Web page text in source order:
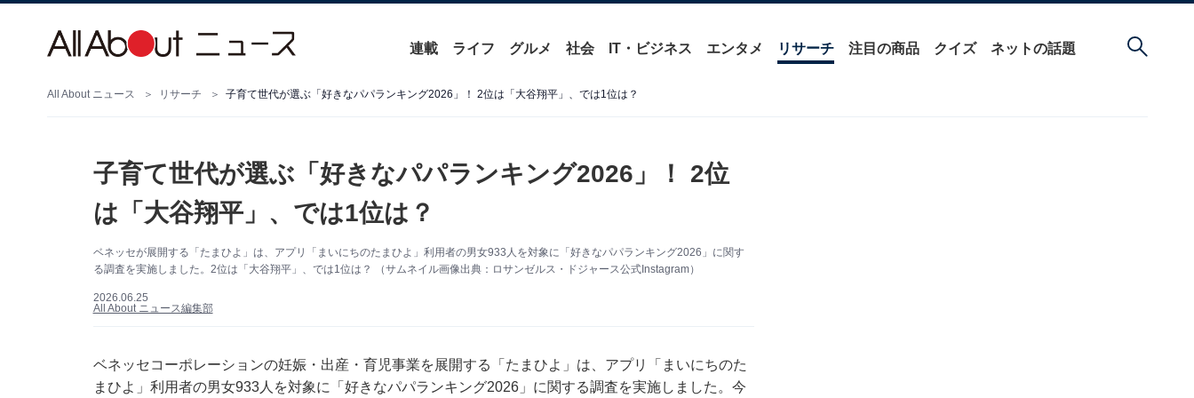
連載 ライフ グルメ 社会 IT・ビジネス エンタメ リサーチ 注目の商品 クイズ ネットの話題
All About ニュース リサーチ 子育て世代が選ぶ「好きなパパランキング2026」！ 2位は「大谷翔平」、では1位は？
子育て世代が選ぶ「好きなパパランキング2026」！ 2位
は「大谷翔平」、では1位は？
ベネッセが展開する「たまひよ」は、アプリ「まいにちのたまひよ」利用者の男女933人を対象に「好きなパパランキング2026」に関す
る調査を実施しました。2位は「大谷翔平」、では1位は？ （サムネイル画像出典：ロサンゼルス・ドジャース公式Instagram）
2026.06.25
All About ニュース編集部
ベネッセコーポレーションの妊娠・出産・育児事業を展開する「たまひよ」は、アプリ「まいにちのた
まひよ」利用者の男女933人を対象に「好きなパパランキング2026」に関する調査を実施しました。今